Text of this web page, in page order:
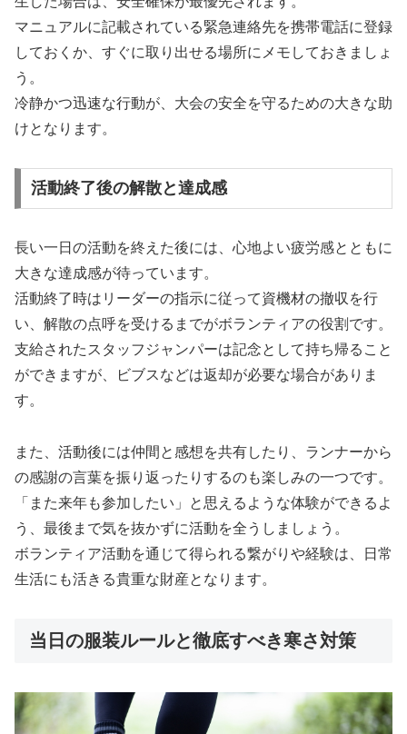
マニュアルに記載されている緊急連絡先を携帯電話に登録
しておくか、すぐに取り出せる場所にメモしておきましょ
う。
冷静かつ迅速な行動が、大会の安全を守るための大きな助
けとなります。
活動終了後の解散と達成感
長い一日の活動を終えた後には、心地よい疲労感とともに
大きな達成感が待っています。
活動終了時はリーダーの指示に従って資機材の撤収を行
い、解散の点呼を受けるまでがボランティアの役割です。
支給されたスタッフジャンパーは記念として持ち帰ること
ができますが、ビブスなどは返却が必要な場合がありま
す。
また、活動後には仲間と感想を共有したり、ランナーから
の感謝の言葉を振り返ったりするのも楽しみの一つです。
「また来年も参加したい」と思えるような体験ができるよ
う、最後まで気を抜かずに活動を全うしましょう。
ボランティア活動を通じて得られる繋がりや経験は、日常
生活にも活きる貴重な財産となります。
当日の服装ルールと徹底すべき寒さ対策